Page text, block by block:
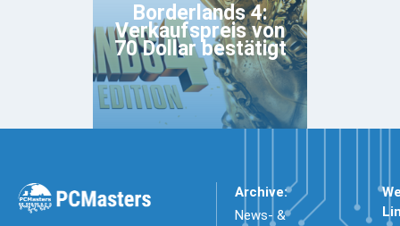
Borderlands 4:
Verkaufspreis von
70 Dollar bestätigt
Archive:
News- &